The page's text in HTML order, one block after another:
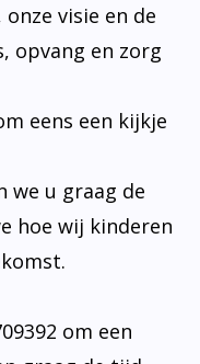
visie en de
opvang en zorg
eens een kijkje
we u graag de
hoe wij kinderen
om een